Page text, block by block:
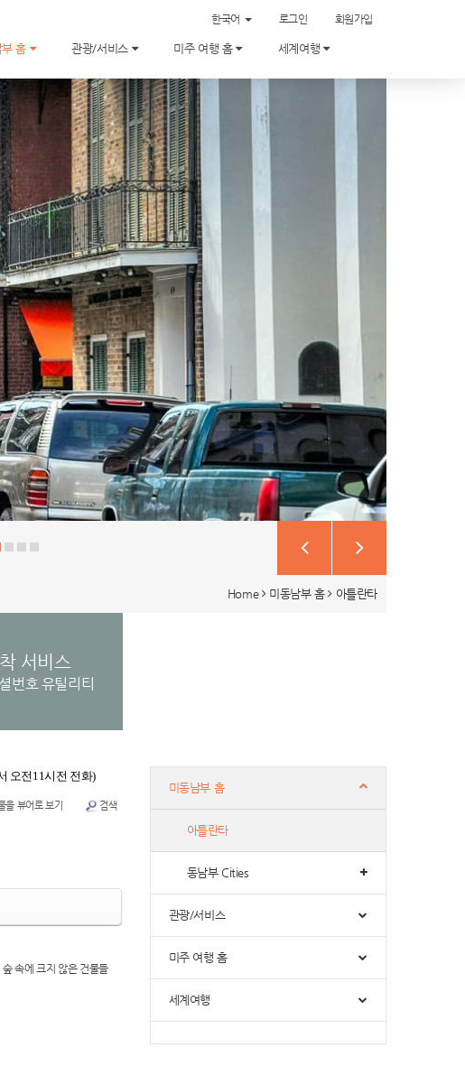
한국어 로그인 회원가입
부 홈 관광/서비스 미주 여행 홈 세계여행
Home 미동남부 홈 아틀란타
서비스
번호 유틸리티
미동남부 홈
아틀란타
동남부 Cities
관광/서비스
미주 여행 홈
세계여행
오전11시전 전화)
을 뷰어로 보기 검색
속에 크지 않은 건물들